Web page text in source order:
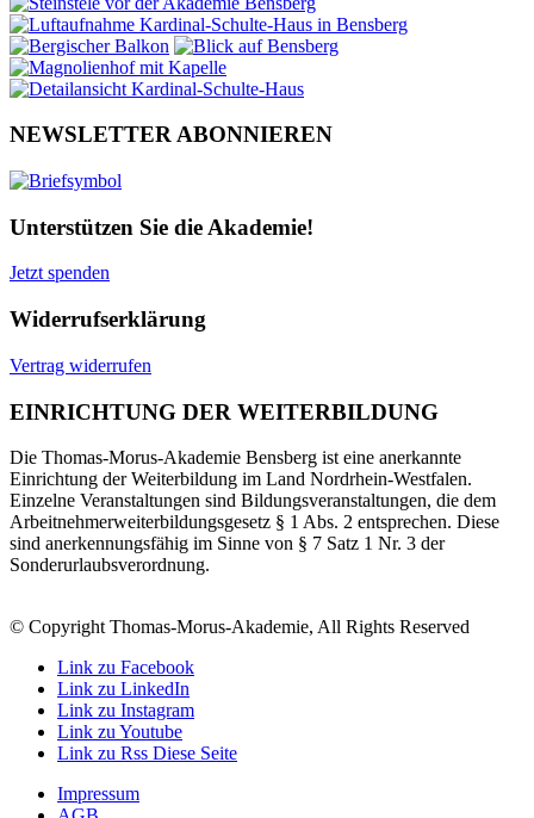
NEWSLETTER ABONNIEREN
Unterstützen Sie die Akademie!
Jetzt spenden
Widerrufserklärung
Vertrag widerrufen
EINRICHTUNG DER WEITERBILDUNG
Die Thomas-Morus-Akademie Bensberg ist eine anerkannte
Einrichtung der Weiterbildung im Land Nordrhein-Westfalen.
Einzelne Veranstaltungen sind Bildungsveranstaltungen, die dem
Arbeitnehmerweiterbildungsgesetz § 1 Abs. 2 entsprechen. Diese
sind anerkennungsfähig im Sinne von § 7 Satz 1 Nr. 3 der
Sonderurlaubsverordnung.
© Copyright Thomas-Morus-Akademie, All Rights Reserved
Link zu Facebook
Link zu LinkedIn
Link zu Instagram
Link zu Youtube
Link zu Rss Diese Seite
Impressum